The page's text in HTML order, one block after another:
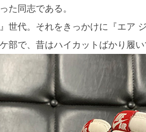
た同志である。
世代。それをきっかけに『エア
部で、昔はハイカットばかり履い